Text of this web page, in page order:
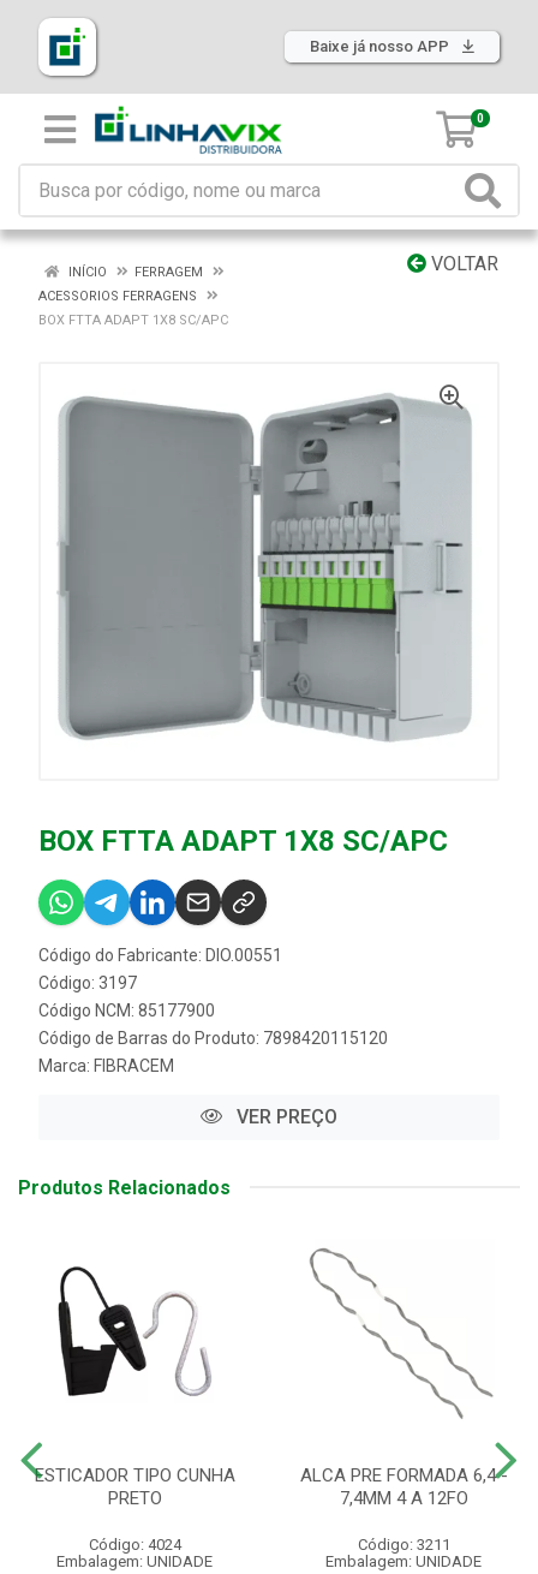
Baixe já nosso APP
0
VOLTAR
INÍCIO
FERRAGEM
ACESSORIOS FERRAGENS
BOX FTTA ADAPT 1X8 SC/APC
BOX FTTA ADAPT 1X8 SC/APC
Código do Fabricante: DIO.00551
Código: 3197
Código NCM: 85177900
Código de Barras do Produto: 7898420115120
Marca: FIBRACEM
VER PREÇO
Produtos Relacionados
ESTICADOR TIPO CUNHA
PRETO
Código: 4024
Embalagem: UNIDADE
ALCA PRE FORMADA 6,4 -
7,4MM 4 A 12FO
Código: 3211
Embalagem: UNIDADE